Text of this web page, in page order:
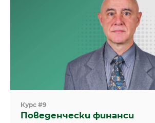
Курс #9
Поведенчески финанси